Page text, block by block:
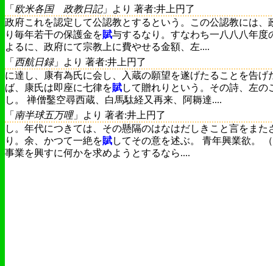
「 欧米各国 政教日記」より 著者:井上円了
政府これを認定して公認教とするという。この公認教には、
り毎年若干の保護金を賦与するなり。すなわち一八八八年度
よるに、政府にて宗教上に費やせる金額、左....
「 西航日録」より 著者:井上円了
に達し、康有為氏に会し、入蔵の願望を遂げたることを告げ
ば、康氏は即座に七律を賦して贈れりという。その詩、左の
し。 禅僧鑿空尋西蔵、白馬駄経又再来、阿耨達....
「 南半球五万哩」より 著者:井上円了
し。年代につきては、その懸隔のはなはだしきこと言をまた
り。余、かつて一絶を賦してその意を述ぶ。 青年興業欲。
事業を興すに何かを求めようとするなら....